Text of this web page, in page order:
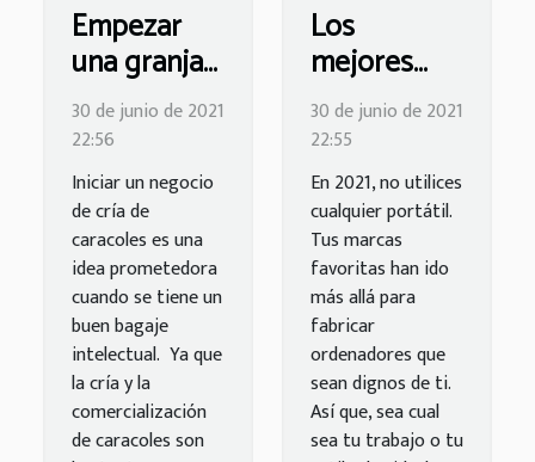
Empezar
una granja
de
caracoles:
¿qué hay
que saber?
30 de junio de 2021
22:56
Iniciar un negocio
de cría de
caracoles es una
idea prometedora
cuando se tiene un
buen bagaje
intelectual. Ya que
la cría y la
comercialización
de caracoles son
Los
mejores
portátiles
de 2021
30 de junio de 2021
22:55
En 2021, no utilices
cualquier portátil.
Tus marcas
favoritas han ido
más allá para
fabricar
ordenadores que
sean dignos de ti.
Así que, sea cual
sea tu trabajo o tu